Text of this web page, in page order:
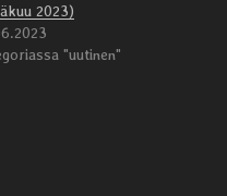
2023)
"uutinen"